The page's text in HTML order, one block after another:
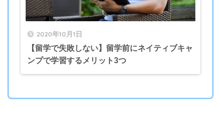
2020年10月1日
【留学で失敗しない】留学前にネイティブキャ
ンプで学習するメリット3つ